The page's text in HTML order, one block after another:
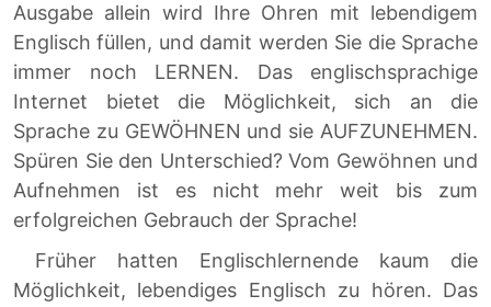
Ausgabe allein wird Ihre Ohren mit lebendigem
Englisch füllen, und damit werden Sie die Sprache
immer noch LERNEN. Das englischsprachige
Internet bietet die Möglichkeit, sich an die
Sprache zu GEWÖHNEN und sie AUFZUNEHMEN.
Spüren Sie den Unterschied? Vom Gewöhnen und
Aufnehmen ist es nicht mehr weit bis zum
erfolgreichen Gebrauch der Sprache!
Früher hatten Englischlernende kaum die
Möglichkeit, lebendiges Englisch zu hören. Das